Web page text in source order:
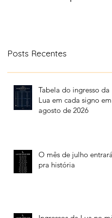
Posts Recentes
Tabela do ingresso da
Lua em cada signo em
agosto de 2026
O mês de julho entrará
pra história